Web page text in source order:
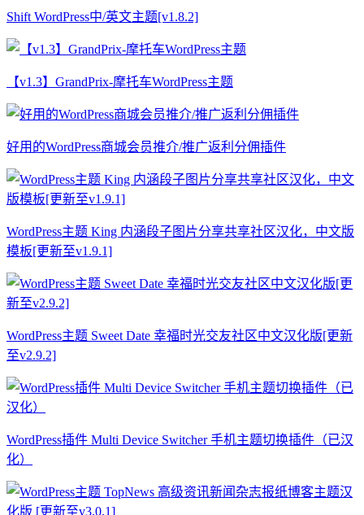
Shift WordPress中/英文主题[v1.8.2]
【v1.3】GrandPrix-摩托车WordPress主题
好用的WordPress商城会员推介/推广返利分佣插件
WordPress主题 King 内涵段子图片分享共享社区汉化，中文版
模板[更新至v1.9.1]
WordPress主题 Sweet Date 幸福时光交友社区中文汉化版[更新
至v2.9.2]
WordPress插件 Multi Device Switcher 手机主题切换插件（已汉
化）